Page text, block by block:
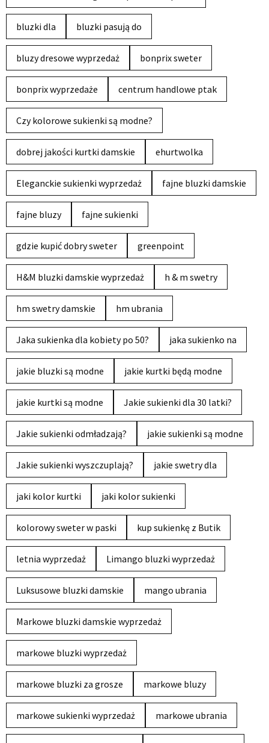
bluzki dla bluzki pasują do
bluzy dresowe wyprzedaż bonprix sweter
bonprix wyprzedaże centrum handlowe ptak
Czy kolorowe sukienki są modne?
dobrej jakości kurtki damskie ehurtwolka
Eleganckie sukienki wyprzedaż fajne bluzki damskie
fajne bluzy fajne sukienki
gdzie kupić dobry sweter greenpoint
H&M bluzki damskie wyprzedaż h & m swetry
hm swetry damskie hm ubrania
Jaka sukienka dla kobiety po 50? jaka sukienko na
jakie bluzki są modne jakie kurtki będą modne
jakie kurtki są modne Jakie sukienki dla 30 latki?
Jakie sukienki odmładzają? jakie sukienki są modne
Jakie sukienki wyszczuplają? jakie swetry dla
jaki kolor kurtki jaki kolor sukienki
kolorowy sweter w paski kup sukienkę z Butik
letnia wyprzedaż Limango bluzki wyprzedaż
Luksusowe bluzki damskie mango ubrania
Markowe bluzki damskie wyprzedaż
markowe bluzki wyprzedaż
markowe bluzki za grosze markowe bluzy
markowe sukienki wyprzedaż markowe ubrania